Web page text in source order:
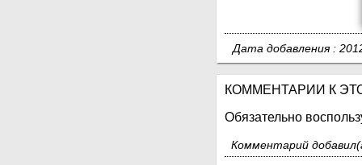
Дата добавления :
КОММЕНТАРИИ К
Обязательно
Комментарий